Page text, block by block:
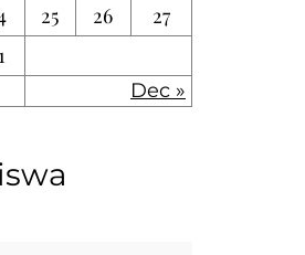
25 26
27
Dec »